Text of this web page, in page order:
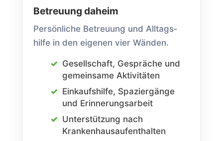
Betreuung daheim
Persönliche Betreuung und Alltags­
hilfe in den eigenen vier Wänden.
Gesellschaft, Gespräche und
gemeinsame Aktivitäten
Einkaufs­hilfe, Spaziergänge
und Erinnerungs­arbeit
Unterstützung nach
Krankenhaus­aufenthalten